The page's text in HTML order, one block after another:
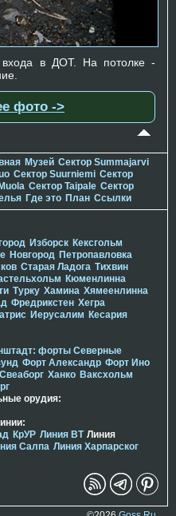
входа в ДОТ. На потолке -
фото ->
Музей Сектор Summajarvi
Сектор Suurniemi Сектор
Сектор Taipale Сектор
Где это План Ссылки
Изборск Кексгольм
Новгород Петропавловка
Старая Ладога Тихвин
Кюменлинна
Турку Хамина Хямеенлинна
Фредрикстен Хегра
Иерусалим Кесария
форты Северные
Форт Александр Форт Ино
Свеаборг Ханко Ваксхольм
орудия:
КрУР Линия ВТ Линия
Салпа Линия Харпарског